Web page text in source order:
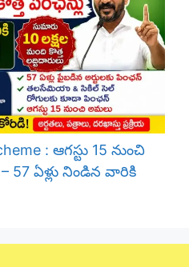
: ఆగస్టు 15 నుంచి
57 ఏళ్లు నిండిన వారికి